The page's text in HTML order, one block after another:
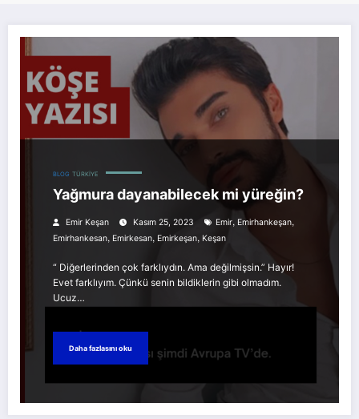
Yağmura dayanabilecek mi yüreğin?
BLOG TÜRKIYE
Yağmura dayanabilecek mi yüreğin?
Emir Keşan Kasım 25, 2023 Emir, Emirhankeşan,
Emirhankesan, Emirkesan, Emirkeşan, Keşan
“ Diğerlerinden çok farklıydın. Ama değilmişsin.” Hayır!
Evet farklıyım. Çünkü senin bildiklerin gibi olmadım.
Ucuz…
Daha fazlasını oku